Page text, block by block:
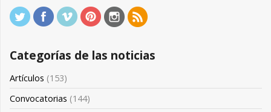
Categorías de las noticias
Artículos (153)
Convocatorias (144)